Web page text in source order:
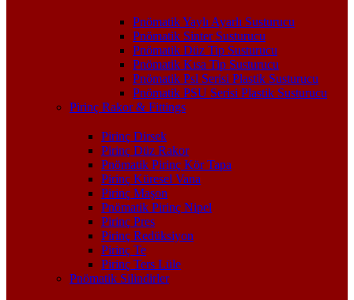
Pnömatik Yaylı Ayarlı Susturucu
Pnömatik Sinter Susturucu
Pnömatik Düz Tip Susturucu
Pnömatik Kısa Tip Susturucu
Pnömatik Psl Serisi Plastik Susturucu
Pnömatik PSU Serisi Plastik Susturucu
Pirinç Rakor & Fittings
Pirinç Dirsek
Pirinç Düz Rakor
Pnömatik Pirinç Kör Tapa
Pirinç Küresel Vana
Pirinç Maşon
Pnömatik Pirinç Nipel
Pirinç Pres
Pirinç Redüksiyon
Pirinç Te
Pirinç Ters Lüle
Pnömatik Silindirler